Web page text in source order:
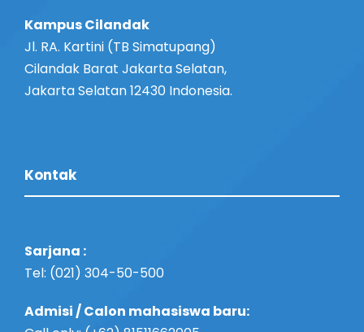
Kampus Cilandak
Jl. RA. Kartini (TB Simatupang)
Cilandak Barat Jakarta Selatan,
Jakarta Selatan 12430 Indonesia.
Kontak
Sarjana :
Tel: (021) 304-50-500
Admisi / Calon mahasiswa baru: